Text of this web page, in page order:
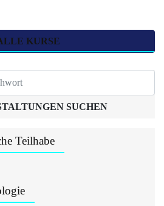
KURSE
SUCHEN
Teilhabe